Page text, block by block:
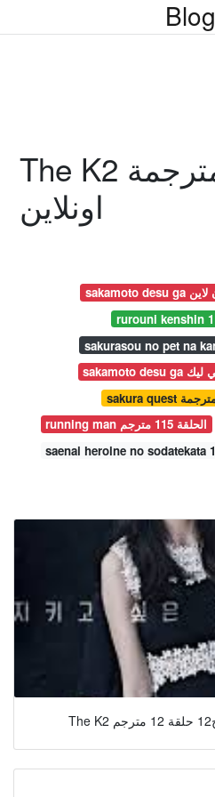
Blog
The K2 الحلقة 012 مترجمة
اونلاين
running man الحلقة 115 مترجم